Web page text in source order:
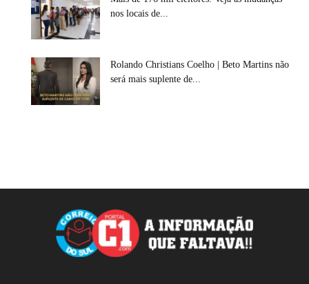
nos locais de...
Rolando Christians Coelho | Beto Martins não
será mais suplente de...